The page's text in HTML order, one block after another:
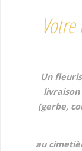
Un
(gerbe,
au